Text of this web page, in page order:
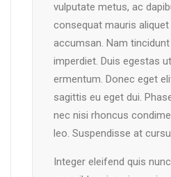
vulputate metus, ac
consequat mauris
accumsan. Nam
imperdiet. Duis egestas
ermentum. Donec eget
sagittis eu eget dui.
nec nisi rhoncus
leo. Suspendisse at
Integer eleifend quis